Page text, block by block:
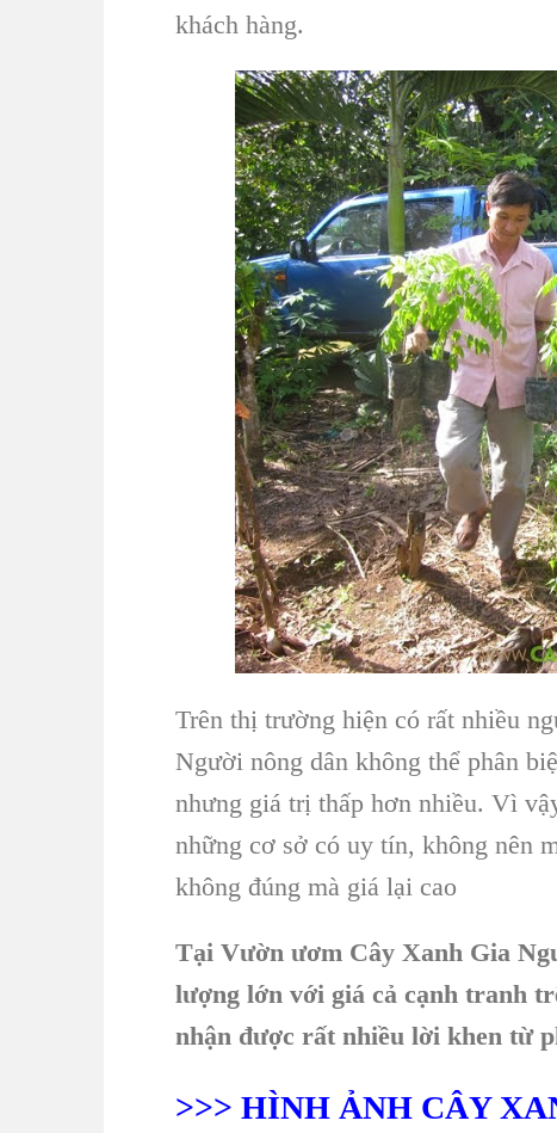
khách hàng.
Trên thị trường hiện có rất nhiều
Người nông dân không thể phân
nhưng giá trị thấp hơn nhiều. Vì
những cơ sở có uy tín, không nên
không đúng mà giá lại cao
Tại Vườn ươm Cây Xanh Gia
lượng lớn với giá cả cạnh tranh
nhận được rất nhiều lời khen từ
>>> HÌNH ẢNH CÂY